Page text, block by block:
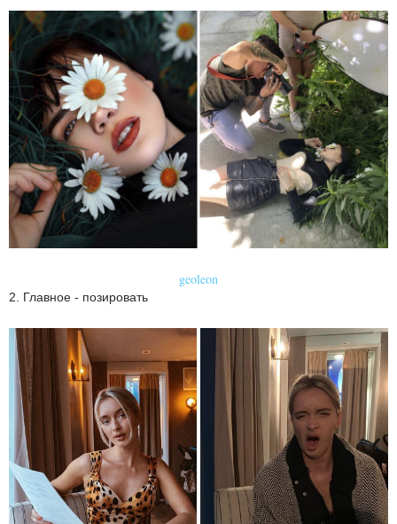
geoleon
2. Главное - позировать